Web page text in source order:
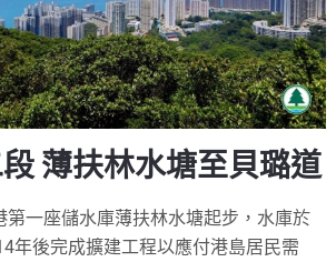
薄扶林水塘至貝璐道
第一座儲水庫薄扶林水塘起步，水庫於
年後完成擴建工程以應付港島居民需